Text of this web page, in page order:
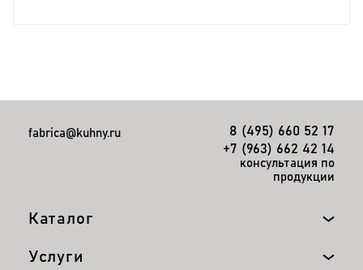
fabrica@kuhny.ru
8 (495) 660 52 17
+7 (963) 662 42 14
консультация по
продукции
Каталог
Услуги